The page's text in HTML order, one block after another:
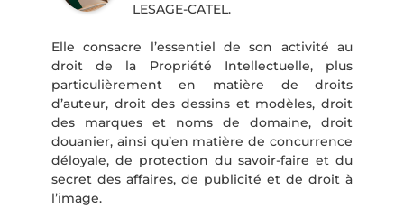
LESAGE-CATEL.
Elle consacre l’essentiel de son activité au
droit de la Propriété Intellectuelle, plus
particulièrement en matière de droits
d’auteur, droit des dessins et modèles, droit
des marques et noms de domaine, droit
douanier, ainsi qu’en matière de concurrence
déloyale, de protection du savoir-faire et du
secret des affaires, de publicité et de droit à
l’image.